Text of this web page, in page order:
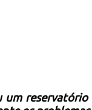
reservatório